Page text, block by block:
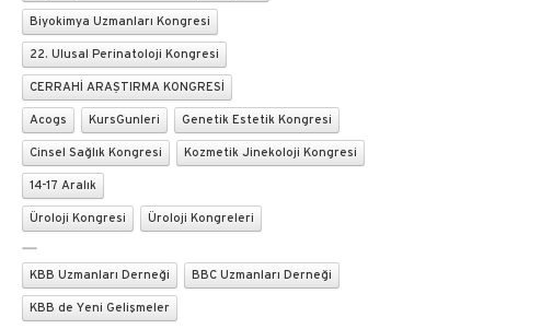
Biyokimya Uzmanları Kongresi
22. Ulusal Perinatoloji Kongresi
CERRAHİ ARAŞTIRMA KONGRESİ
Acogs KursGunleri Genetik Estetik Kongresi
Cinsel Sağlık Kongresi Kozmetik Jinekoloji Kongresi
14-17 Aralık
Üroloji Kongresi Üroloji Kongreleri
KBB Uzmanları Derneği BBC Uzmanları Derneği
KBB de Yeni Gelişmeler